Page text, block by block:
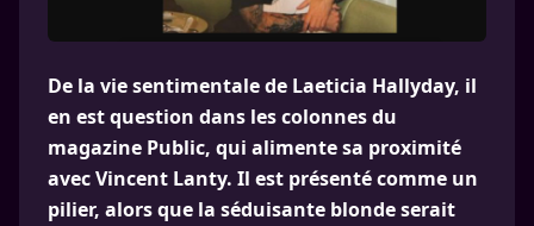
De la vie sentimentale de Laeticia Hallyday, il
en est question dans les colonnes du
magazine Public, qui alimente sa proximité
avec Vincent Lanty. Il est présenté comme un
pilier, alors que la séduisante blonde serait